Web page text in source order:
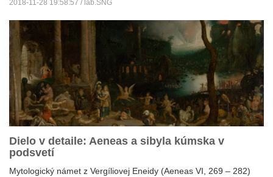
2018-11-28 19:58:57 / lab.SNG
Dielo v detaile: Aeneas a sibyla kúmska v
podsvetí
Mytologický námet z Vergíliovej Eneidy (Aeneas VI, 269 – 282)